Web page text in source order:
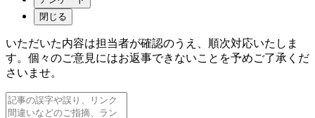
閉じる
いただいた内容は担当者が確認のうえ、順次対応いたしま
す。個々のご意見にはお返事できないことを予めご了承くだ
さいませ。